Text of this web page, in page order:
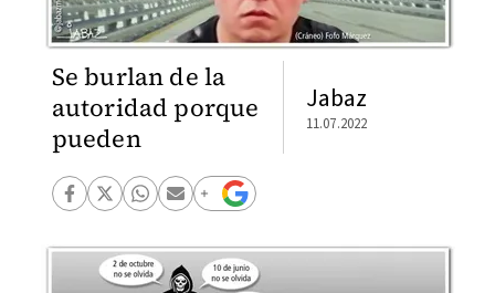
Se burlan de la
autoridad porque
pueden
Jabaz
11.07.2022